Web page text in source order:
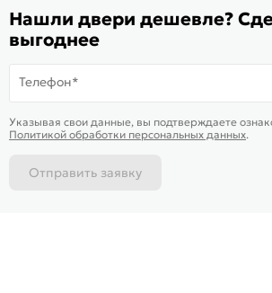
В корзину-33 872 ₽
Пользовательское соглашение
Политика обработки персональных
Нашли двери дешевле?
выгоднее
Телефон*
Указывая свои данные, вы подтверждаете
Политикой обработки персональных данных.
Отправить заявку